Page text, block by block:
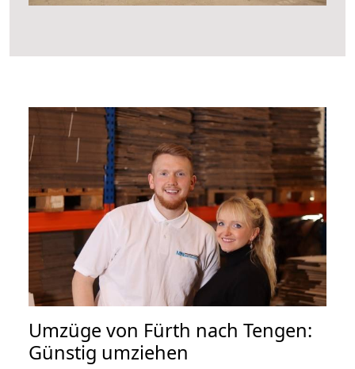
Umzüge von Fürth nach Tengen:
Günstig umziehen